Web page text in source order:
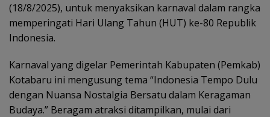
(18/8/2025), untuk menyaksikan karnaval dalam rangka
memperingati Hari Ulang Tahun (HUT) ke-80 Republik
Indonesia.
Karnaval yang digelar Pemerintah Kabupaten (Pemkab)
Kotabaru ini mengusung tema “Indonesia Tempo Dulu
dengan Nuansa Nostalgia Bersatu dalam Keragaman
Budaya.” Beragam atraksi ditampilkan, mulai dari